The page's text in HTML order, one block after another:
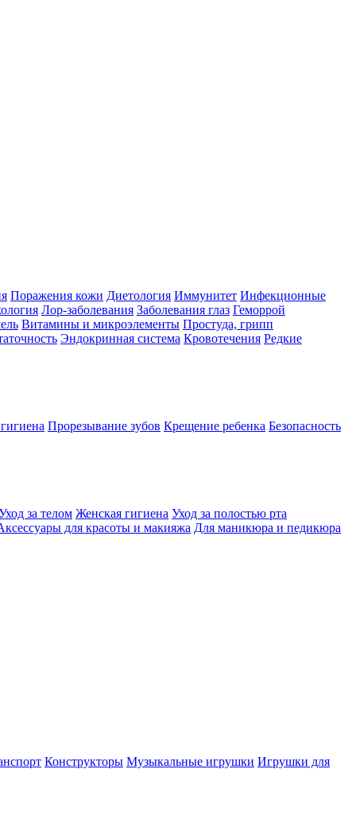
Поражения кожи Диетология Иммунитет Инфекционные
Лор-заболевания Заболевания глаз Геморрой
Витамины и микроэлементы Простуда, грипп
Эндокринная система Кровотечения Редкие
Прорезывание зубов Крещение ребенка Безопасность
за телом Женская гигиена Уход за полостью рта
для красоты и макияжа Для маникюра и педикюра
Конструкторы Музыкальные игрушки Игрушки для